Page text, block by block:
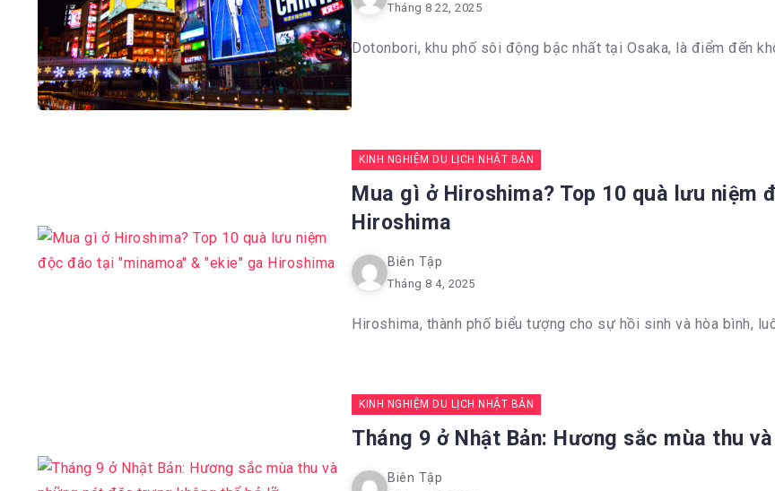
Tháng 8 22, 2025
Dotonbori, khu phố sôi động bậc nhất tại Osaka, là điểm đến
KINH NGHIỆM DU LỊCH NHẬT BẢN
Mua gì ở Hiroshima? Top 10 quà lưu niệm
Hiroshima
Biên Tập
Tháng 8 4, 2025
Hiroshima, thành phố biểu tượng cho sự hồi sinh và hòa bình,
KINH NGHIỆM DU LỊCH NHẬT BẢN
Tháng 9 ở Nhật Bản: Hương sắc mùa thu
Biên Tập